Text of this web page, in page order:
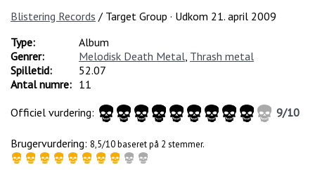
Blistering Records / Target Group · Udkom 21. april 2009
Type:
Album
Genrer:
Melodisk Death Metal Thrash metal
Spilletid:
52.07
Antal numre: 11
Officiel vurdering:
9/10
Brugervurdering: 8,5/10 baseret på 2 stemmer.